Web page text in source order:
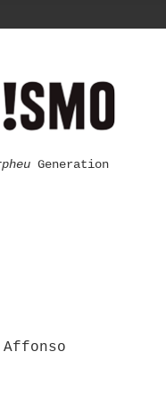
Generation